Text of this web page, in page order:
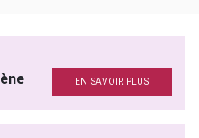
EN SAVOIR PLUS